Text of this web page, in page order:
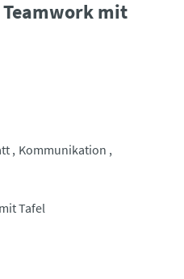
mit
Kommunikation
Tafel